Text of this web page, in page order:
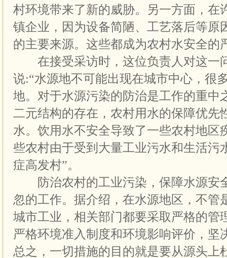
村环境带来了新的威胁。另一方面，在
镇企业，因为设备简陋、工艺落后等原
的主要来源。这些都成为农村水安全的
在接受采访时，这位负责人对这一
说:“水源地不可能出现在城市中心，很
地。对于水源污染的防治是工作的重中
二元结构的存在，农村用水的保障优先
水。饮用水不安全导致了一些农村地区
些农村由于受到大量工业污水和生活污
症高发村”。
防治农村的工业污染，保障水源安
忽的工作。据介绍，在水源地区，不管
城市工业，相关部门都要采取严格的管
严格环境准入制度和环境影响评价，坚
总之，一切措施的目的就是要从源头上